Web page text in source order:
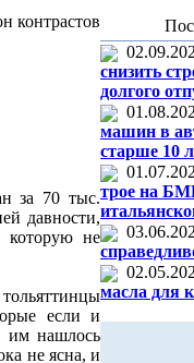
контрастов
за 70 тыс.
давности,
которую не
если и
им нашлось
не ясна, и
снизить
долгого
машин в
старше 10
трое на
масла для